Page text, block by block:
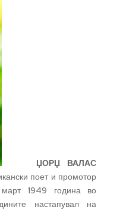
ЏОРЏ ВАЛАС
поет и промотор
1949 година во
настапувал на